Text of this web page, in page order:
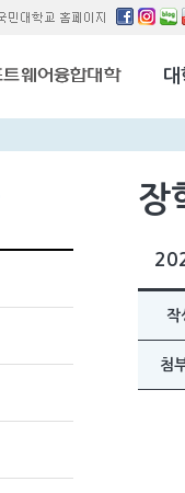
대
소
찾
장
작
첨